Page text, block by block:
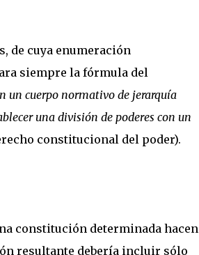
de cuya enumeración
siempre la fórmula del
un cuerpo normativo de jerarquía
una división de poderes con un
constitucional del poder).
constitución determinada hacen
resultante debería incluir sólo